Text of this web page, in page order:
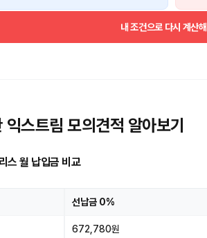
내 조건으로 다시 계산해
스트림 모의견적 알아보기
스 월 납입금 비교
선납금 0%
672,780원